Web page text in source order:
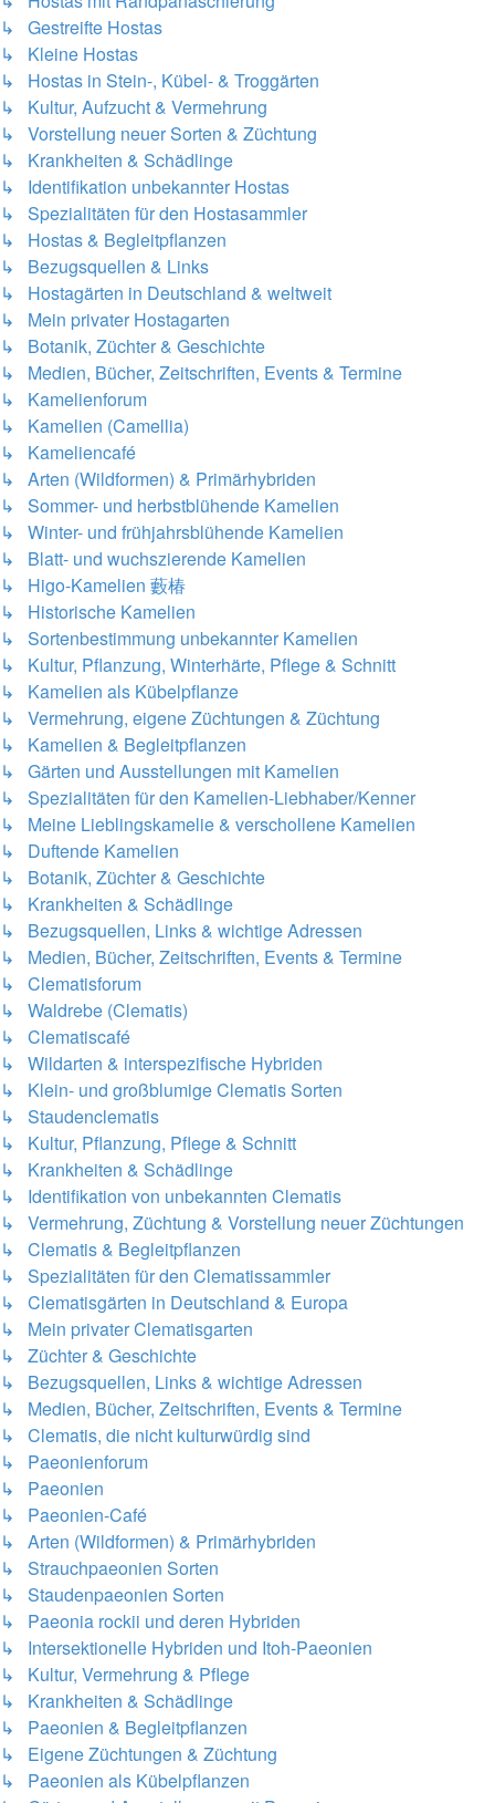
↳ Gestreifte Hostas
↳ Kleine Hostas
↳ Hostas in Stein-, Kübel- & Troggärten
↳ Kultur, Aufzucht & Vermehrung
↳ Vorstellung neuer Sorten & Züchtung
↳ Krankheiten & Schädlinge
↳ Identifikation unbekannter Hostas
↳ Spezialitäten für den Hostasammler
↳ Hostas & Begleitpflanzen
↳ Bezugsquellen & Links
↳ Hostagärten in Deutschland & weltweit
↳ Mein privater Hostagarten
↳ Botanik, Züchter & Geschichte
↳ Medien, Bücher, Zeitschriften, Events & Termine
↳ Kamelienforum
↳ Kamelien (Camellia)
↳ Kameliencafé
↳ Arten (Wildformen) & Primärhybriden
↳ Sommer- und herbstblühende Kamelien
↳ Winter- und frühjahrsblühende Kamelien
↳ Blatt- und wuchszierende Kamelien
↳ Higo-Kamelien 藪椿
↳ Historische Kamelien
↳ Sortenbestimmung unbekannter Kamelien
↳ Kultur, Pflanzung, Winterhärte, Pflege & Schnitt
↳ Kamelien als Kübelpflanze
↳ Vermehrung, eigene Züchtungen & Züchtung
↳ Kamelien & Begleitpflanzen
↳ Gärten und Ausstellungen mit Kamelien
↳ Spezialitäten für den Kamelien-Liebhaber/Kenner
↳ Meine Lieblingskamelie & verschollene Kamelien
↳ Duftende Kamelien
↳ Botanik, Züchter & Geschichte
↳ Krankheiten & Schädlinge
↳ Bezugsquellen, Links & wichtige Adressen
↳ Medien, Bücher, Zeitschriften, Events & Termine
↳ Clematisforum
↳ Waldrebe (Clematis)
↳ Clematiscafé
↳ Wildarten & interspezifische Hybriden
↳ Klein- und großblumige Clematis Sorten
↳ Staudenclematis
↳ Kultur, Pflanzung, Pflege & Schnitt
↳ Krankheiten & Schädlinge
↳ Identifikation von unbekannten Clematis
↳ Vermehrung, Züchtung & Vorstellung neuer Züchtungen
↳ Clematis & Begleitpflanzen
↳ Spezialitäten für den Clematissammler
↳ Clematisgärten in Deutschland & Europa
↳ Mein privater Clematisgarten
↳ Züchter & Geschichte
↳ Bezugsquellen, Links & wichtige Adressen
↳ Medien, Bücher, Zeitschriften, Events & Termine
↳ Clematis, die nicht kulturwürdig sind
↳ Paeonienforum
↳ Paeonien
↳ Paeonien-Café
↳ Arten (Wildformen) & Primärhybriden
↳ Strauchpaeonien Sorten
↳ Staudenpaeonien Sorten
↳ Paeonia rockii und deren Hybriden
↳ Intersektionelle Hybriden und Itoh-Paeonien
↳ Kultur, Vermehrung & Pflege
↳ Krankheiten & Schädlinge
↳ Paeonien & Begleitpflanzen
↳ Eigene Züchtungen & Züchtung
↳ Paeonien als Kübelpflanzen